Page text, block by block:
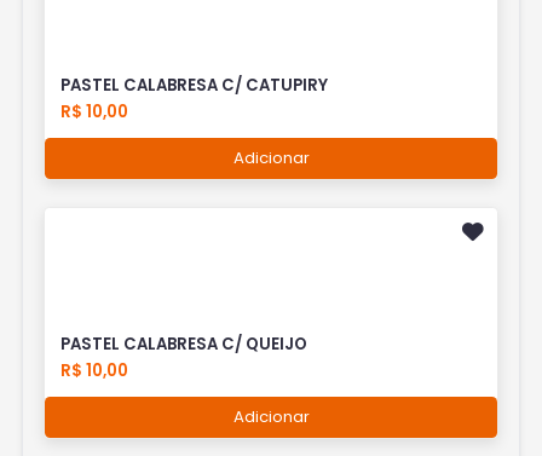
PASTEL CALABRESA C/ CATUPIRY
R$ 10,00
Adicionar
PASTEL CALABRESA C/ QUEIJO
R$ 10,00
Adicionar